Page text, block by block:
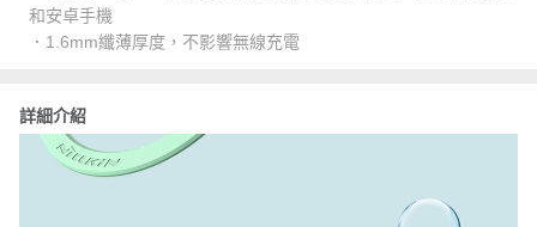
和安卓手機
．1.6mm纖薄厚度，不影響無線充電
詳細介紹